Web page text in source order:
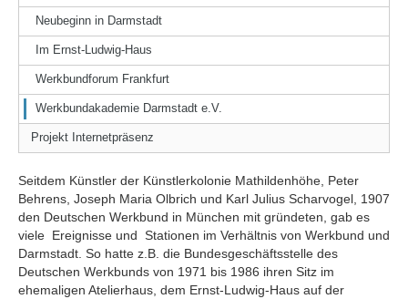
Neubeginn in Darmstadt
Im Ernst-Ludwig-Haus
Werkbundforum Frankfurt
Werkbundakademie Darmstadt e.V.
Projekt Internetpräsenz
Seitdem Künstler der Künstlerkolonie Mathildenhöhe, Peter
Behrens, Joseph Maria Olbrich und Karl Julius Scharvogel, 1907
den Deutschen Werkbund in München mit gründeten, gab es
viele Ereignisse und Stationen im Verhältnis von Werkbund und
Darmstadt. So hatte z.B. die Bundesgeschäftsstelle des
Deutschen Werkbunds von 1971 bis 1986 ihren Sitz im
ehemaligen Atelierhaus, dem Ernst-Ludwig-Haus auf der